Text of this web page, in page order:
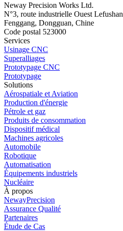
Neway Precision Works Ltd.
N°3, route industrielle Ouest Lefushan
Fenggang, Dongguan, Chine
Code postal 523000
Services
Usinage CNC
Superalliages
Prototypage CNC
Prototypage
Solutions
Aérospatiale et Aviation
Production d'énergie
Pétrole et gaz
Produits de consommation
Dispositif médical
Machines agricoles
Automobile
Robotique
Automatisation
Équipements industriels
Nucléaire
À propos
NewayPrecision
Assurance Qualité
Partenaires
Étude de Cas